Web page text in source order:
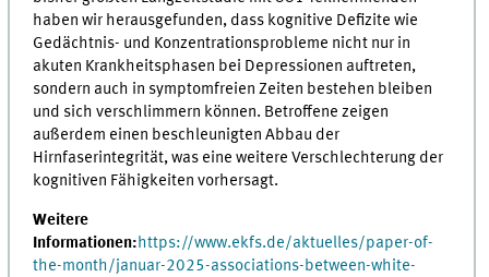
haben wir herausgefunden, dass kognitive Defizite wie
Gedächtnis- und Konzentrationsprobleme nicht nur in
akuten Krankheitsphasen bei Depressionen auftreten,
sondern auch in symptomfreien Zeiten bestehen bleiben
und sich verschlimmern können. Betroffene zeigen
außerdem einen beschleunigten Abbau der
Hirnfaserintegrität, was eine weitere Verschlechterung der
kognitiven Fähigkeiten vorhersagt.
Weitere
Informationen:https://www.ekfs.de/aktuelles/paper-of-
the-month/januar-2025-associations-between-white-